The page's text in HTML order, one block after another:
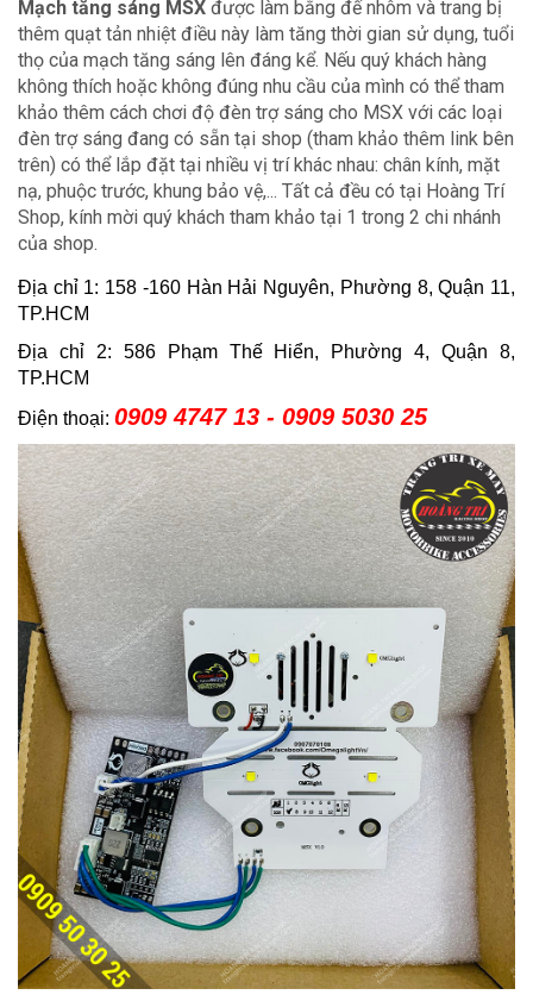
Mạch tăng sáng MSX được làm bằng đế nhôm và trang bị
thêm quạt tản nhiệt điều này làm tăng thời gian sử dụng, tuổi
thọ của mạch tăng sáng lên đáng kể. Nếu quý khách hàng
không thích hoặc không đúng nhu cầu của mình có thể tham
khảo thêm cách chơi độ đèn trợ sáng cho MSX với các loại
đèn trợ sáng đang có sẵn tại shop (tham khảo thêm link bên
trên) có thể lắp đặt tại nhiều vị trí khác nhau: chân kính, mặt
nạ, phuộc trước, khung bảo vệ,... Tất cả đều có tại Hoàng Trí
Shop, kính mời quý khách tham khảo tại 1 trong 2 chi nhánh
của shop.
Địa chỉ 1: 158 -160 Hàn Hải Nguyên, Phường 8, Quận 11,
TP.HCM
Địa chỉ 2: 586 Phạm Thế Hiển, Phường 4, Quận 8,
TP.HCM
Điện thoại: 0909 4747 13 - 0909 5030 25